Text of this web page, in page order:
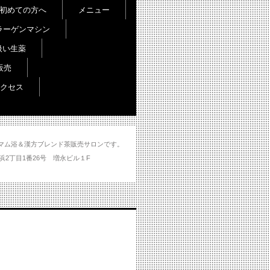
浴＆漢方ブレンド茶販売サロンです。
州浜2丁目1番26号 増永ビル１F
めての方へ メニュー
ーゲンマシン
い生薬
売
セス